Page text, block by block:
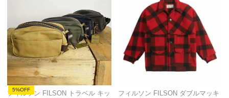
5%OFF
フィルソン FILSON トラベル キッ
フィルソン FILSON ダブルマッキ